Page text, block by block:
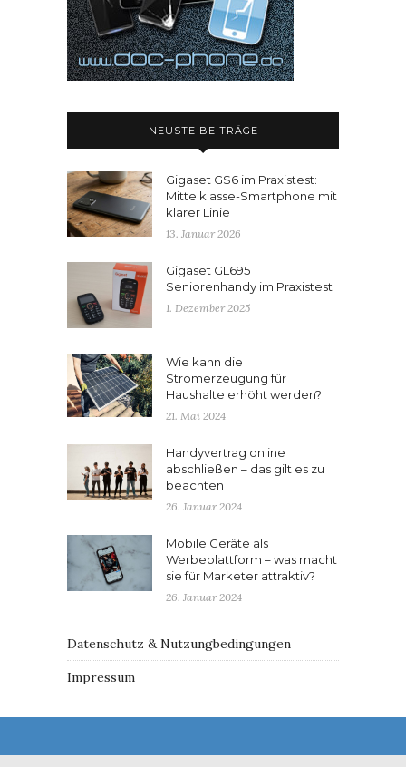
NEUSTE BEITRÄGE
Gigaset GS6 im Praxistest:
Mittelklasse-Smartphone mit
klarer Linie
13. Januar 2026
Gigaset GL695
Seniorenhandy im Praxistest
1. Dezember 2025
Wie kann die
Stromerzeugung für
Haushalte erhöht werden?
21. Mai 2024
Handyvertrag online
abschließen – das gilt es zu
beachten
26. Januar 2024
Mobile Geräte als
Werbeplattform – was macht
sie für Marketer attraktiv?
26. Januar 2024
Datenschutz & Nutzungbedingungen
Impressum